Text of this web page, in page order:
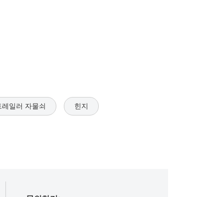
레일러 자물쇠 힌지